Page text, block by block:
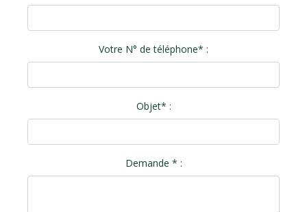
Votre N° de téléphone* :
Objet* :
Demande * :